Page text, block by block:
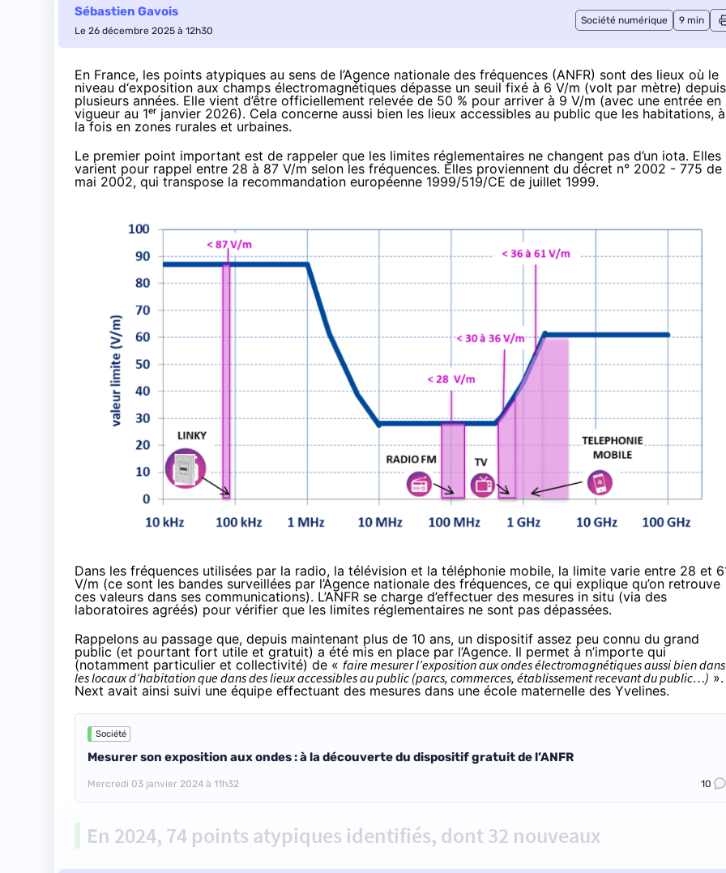
Sébastien Gavois
Le 26 décembre 2025 à 12h30
Société numérique 9 min
En France, les points atypiques au sens de l’Agence nationale des fréquences (ANFR) sont des lieux où le
niveau d‘exposition aux champs électromagnétiques dépasse un seuil fixé à 6 V/m (volt par mètre) depuis
plusieurs années. Elle vient d’être officiellement relevée de 50 % pour arriver à 9 V/m (avec une entrée en
vigueur au 1ᵉʳ janvier 2026). Cela concerne aussi bien les lieux accessibles au public que les habitations, à
la fois en zones rurales et urbaines.
Le premier point important est de rappeler que les limites réglementaires ne changent pas d’un iota. Elles
varient pour rappel entre 28 à 87 V/m selon les fréquences. Elles proviennent du décret n° 2002 - 775 de
mai 2002, qui transpose la recommandation européenne 1999/519/CE de juillet 1999.
Dans les fréquences utilisées par la radio, la télévision et la téléphonie mobile, la limite varie entre 28 et
V/m (ce sont les bandes surveillées par l’Agence nationale des fréquences, ce qui explique qu’on retrouve
ces valeurs dans ses communications). L’ANFR se charge d’effectuer des mesures in situ (via des
laboratoires agréés) pour vérifier que les limites réglementaires ne sont pas dépassées.
Rappelons au passage que, depuis maintenant plus de 10 ans, un dispositif assez peu connu du grand
public (et pourtant fort utile et gratuit) a été mis en place par l’Agence. Il permet à n’importe qui
(notamment particulier et collectivité) de « faire mesurer l’exposition aux ondes électromagnétiques aussi bien dans
les locaux d’habitation que dans des lieux accessibles au public (parcs, commerces, établissement recevant du public…) ».
Next avait ainsi suivi une équipe effectuant des mesures dans une école maternelle des Yvelines.
Société
Mesurer son exposition aux ondes : à la découverte du dispositif gratuit de l’ANFR
Mercredi 03 janvier 2024 à 11h32 10
En 2024, 74 points atypiques identifiés, dont 32 nouveaux